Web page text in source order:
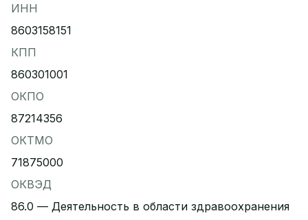
ИНН
8603158151
КПП
860301001
ОКПО
87214356
ОКТМО
71875000
ОКВЭД
86.0 — Деятельность в области здравоохранения